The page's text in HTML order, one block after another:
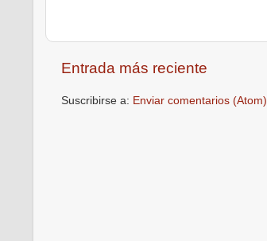
Entrada más reciente
Suscribirse a: Enviar comentarios (Atom)